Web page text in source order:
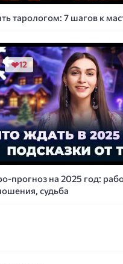
тарологом: 7 шагов к
прогноз на 2025 год:
судьба
12